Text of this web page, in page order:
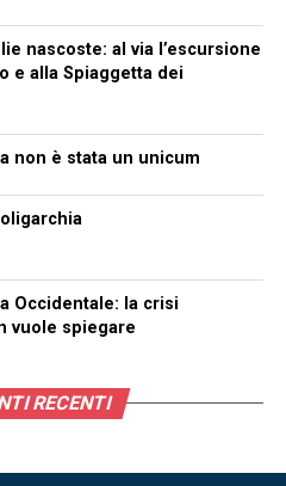
nascoste: al via l’escursione
e alla Spiaggetta dei
non è stata un unicum
Occidentale: la crisi
vuole spiegare
RECENTI